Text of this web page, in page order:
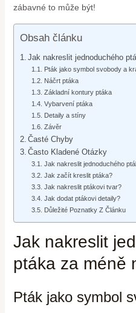
zábavné to může být!
Obsah článku
Jak nakreslit jednoduchého
Pták jako symbol svobody a
Náčrt ptáka
Základní kontury ptáka
Vybarvení ptáka
Detaily a stíny
Závěr
Časté Chyby
Často Kladené Otázky
Jak nakreslit jednoduchého
Jak začít kreslit ptáka?
Jak nakreslit ptákovi tvar?
Jak dodat ptákovi detaily?
Důležité Poznatky Z Článku
Jak nakreslit
ptáka za méně
Pták jako symbol